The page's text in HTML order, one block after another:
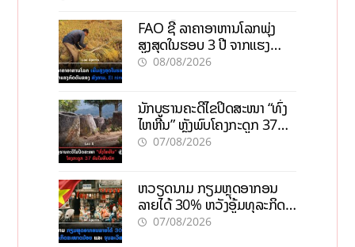
FAO ຊີ້ ລາຄາອາຫານໂລກພຸ່ງ
ສູງສຸດໃນຮອບ 3 ປີ ຈາກແຮງ
ກົດດັນຂອງສົງຄາມ, El nino
08/08/2026
ນັກບູຮານຄະດີໄຂປິດສະໜາ “ທົ່ງ
ໄຫຫີນ” ຫຼັງພົບໂຄງກະດູກ 37
ຄົນໃນຫີນຍັກ
07/08/2026
ຫວຽດນາມ ກຽມຫຼຸດອາກອນ
ລາຍໄດ້ 30% ຫວັງອູ້ມທຸລະກິດ
ຂະໜາດນ້ອຍ ແລະ ຈຸນລະ
07/08/2026